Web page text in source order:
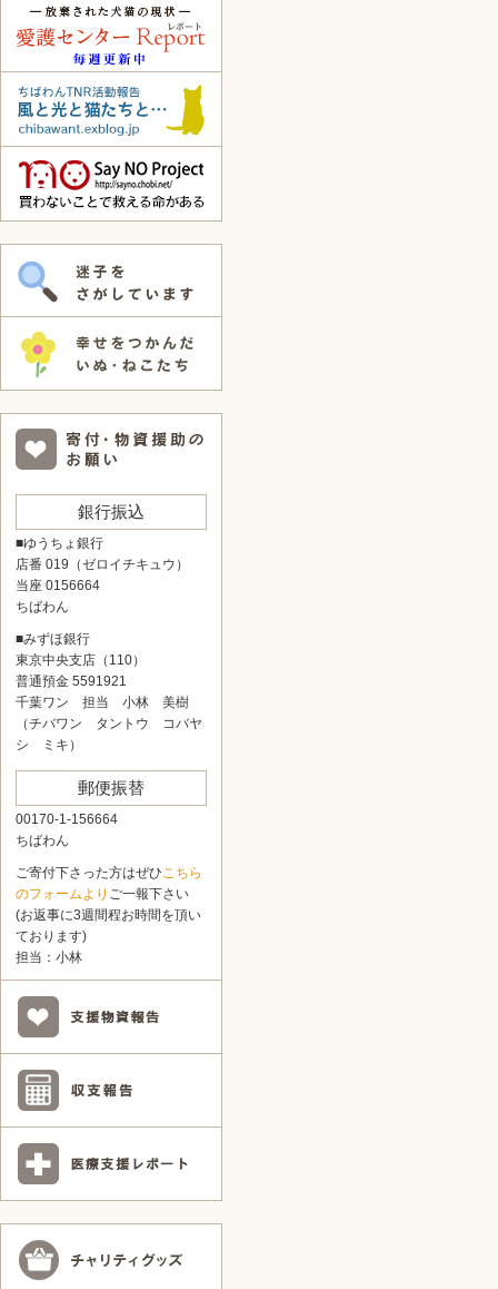
銀行振込
■ゆうちょ銀行
店番 019（ゼロイチキュウ）
当座 0156664
ちばわん
■みずほ銀行
東京中央支店（110）
普通預金 5591921
千葉ワン 担当 小林 美樹
（チバワン タントウ コバヤ
シ ミキ）
郵便振替
00170-1-156664
ちばわん
ご寄付下さった方はぜひこちら
のフォームより ご一報下さい
(お返事に3週間程お時間を頂い
ております)
担当：小林